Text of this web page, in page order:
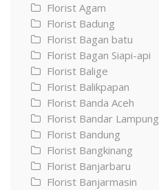
Florist Agam
Florist Badung
Florist Bagan batu
Florist Bagan Siapi-api
Florist Balige
Florist Balikpapan
Florist Banda Aceh
Florist Bandar Lampung
Florist Bandung
Florist Bangkinang
Florist Banjarbaru
Florist Banjarmasin